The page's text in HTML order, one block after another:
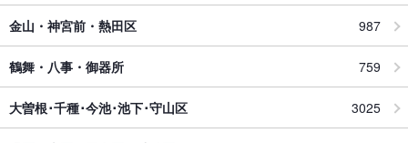
金山・神宮前・熱田区 987
鶴舞・八事・御器所 759
大曽根･千種･今池･池下･守山区 3025